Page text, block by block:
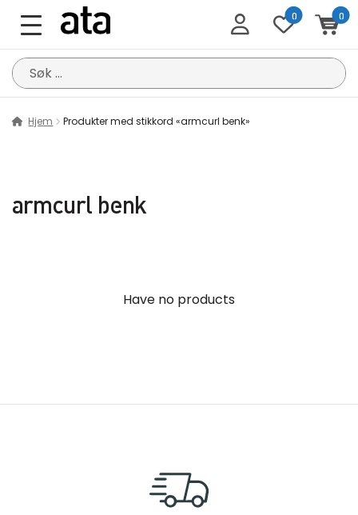
0 0
Søk
etter:
Hjem Produkter med stikkord «armcurl benk»
armcurl benk
Have no products